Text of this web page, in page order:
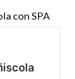
con SPA